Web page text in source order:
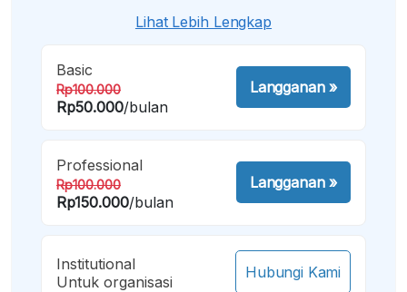
Lihat Lebih Lengkap
Basic
Rp100.000
Rp50.000/bulan
Langganan»
Professional
Rp100.000
Rp150.000/bulan
Langganan»
Institutional
Untuk organisasi
Hubungi Kami